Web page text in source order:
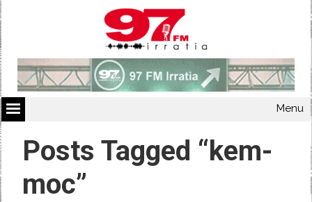
Menu
Posts Tagged “kem-
moc”